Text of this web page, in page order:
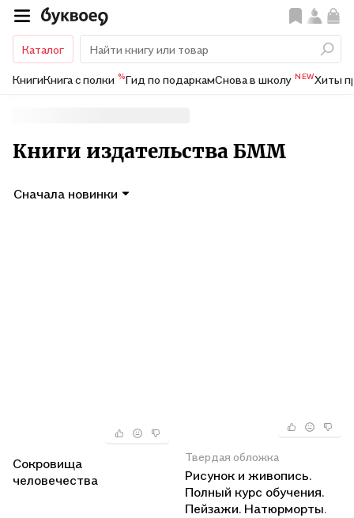
Каталог
КнигиКнига с полки %Гид по подаркамСнова в школу NEWХиты
Книги издательства БММ
Сначала новинки
Сокровища
человечества
Твердая обложка
Рисунок и живопись.
Полный курс обучения.
Пейзажи. Натюрморты.